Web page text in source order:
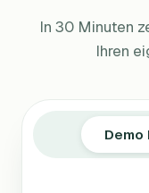
In 30 Minuten
Ihren
Demo